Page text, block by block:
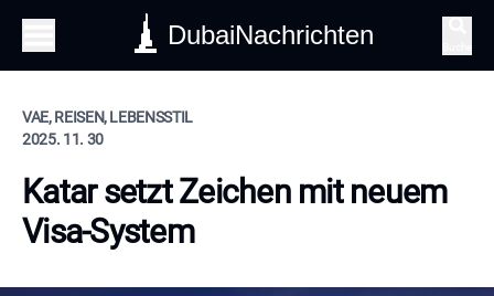
DubaiNachrichten
VAE, REISEN, LEBENSSTIL
2025. 11. 30
Katar setzt Zeichen mit neuem
Visa-System